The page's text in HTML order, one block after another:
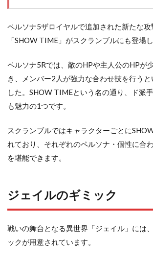
ペルソナ5ザロイヤルで追加された新たな攻
「SHOW TIME」がスクランブルにも登場し
ペルソナ5Rでは、敵のHPや主人公のHPが
き、メンバー2人が強力な合わせ技を行う
した。SHOW TIMEという名の通り、ド派
も魅力の1つです。
スクランブルではキャラクターごとに
れており、それぞれのペルソナ・個性に合
を堪能できます。
ジェイルのギミック
戦いの舞台となる異世界「ジェイル」には
ックが用意されています。